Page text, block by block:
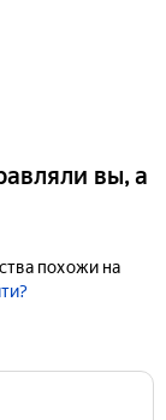
вы, а
похожи на